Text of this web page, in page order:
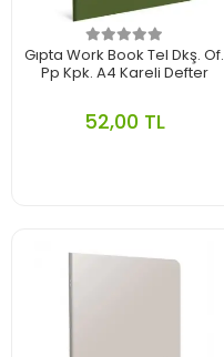
Gıpta Work Book Tel Dkş. Of.
Pp Kpk. A4 Kareli Defter
52,00 TL